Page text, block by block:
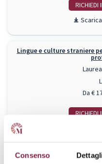
Consenso
RICHIEDI
Lingue e culture straniere
Da €
RICHIEDI
Management e